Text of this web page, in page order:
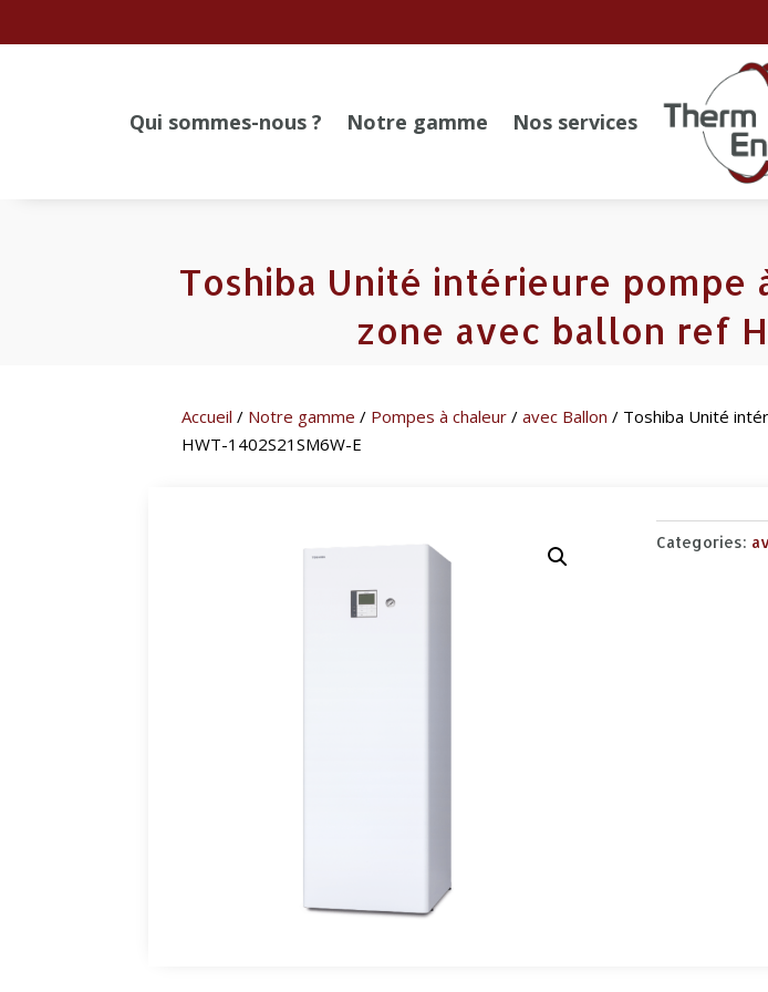
Qui sommes-nous ? Notre gamme Nos services
Toshiba Unité intérieure pompe
zone avec ballon ref
Accueil / Notre gamme / Pompes à chaleur /avec Ballon / Toshiba Unité
HWT-1402S21SM6W-E
Categories: